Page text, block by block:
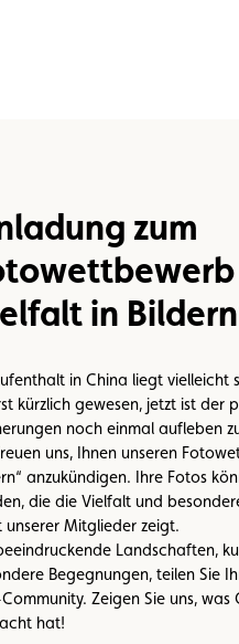
zum
in
in China liegt vielleicht
kürzlich gewesen, jetzt ist der
noch einmal aufleben
uns, Ihnen unseren
anzukündigen. Ihre Fotos
die die Vielfalt und
unserer Mitglieder zeigt.
Landschaften,
Begegnungen, teilen Sie
Zeigen Sie uns,
hat!